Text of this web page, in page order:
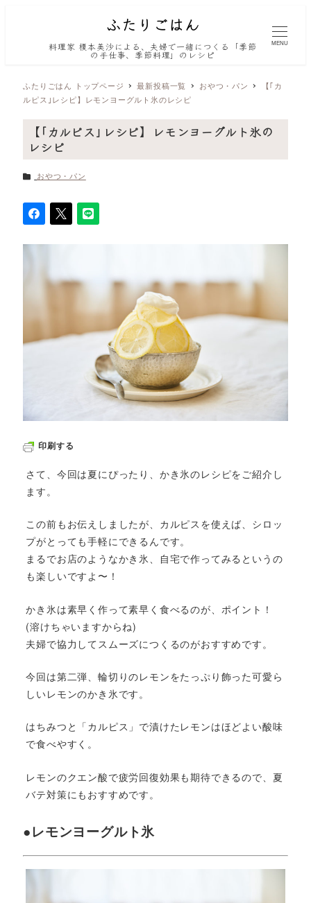
料理家 榎本美沙による、夫婦で一緒につくる「季節
の手仕事、季節料理」のレシピ
MENU
ふたりごはん トップページ 最新投稿一覧 おやつ・パン
【｢カ
ルピス｣レシピ】レモンヨーグルト氷のレシピ
【｢カルピス｣レシピ】レモンヨーグルト氷の
レシピ
カテゴリー
おやつ・パン
印刷する
さて、今回は夏にぴったり、かき氷のレシピをご紹介し
ます。
この前もお伝えしましたが、カルピスを使えば、シロッ
プがとっても手軽にできるんです。
まるでお店のようなかき氷、自宅で作ってみるというの
も楽しいですよ〜！
かき氷は素早く作って素早く食べるのが、ポイント！
(溶けちゃいますからね)
夫婦で協力してスムーズにつくるのがおすすめです。
今回は第二弾、輪切りのレモンをたっぷり飾った可愛ら
しいレモンのかき氷です。
はちみつと「カルピス」で漬けたレモンはほどよい酸味
で食べやすく。
レモンのクエン酸で疲労回復効果も期待できるので、夏
バテ対策にもおすすめです。
●レモンヨーグルト氷